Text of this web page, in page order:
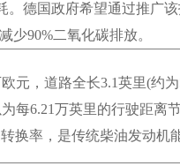
德国政府希望通过推广
少90%二氧化碳排放。
元，道路全长3.1英里(约
每6.21万英里的行驶距离
换率，是传统柴油发动机